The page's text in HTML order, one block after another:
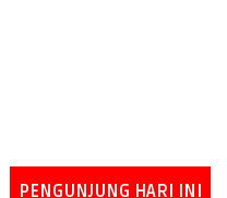
PENGUNJUNG HARI INI